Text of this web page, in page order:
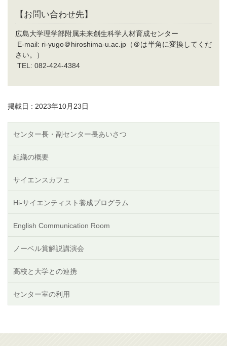
【お問い合わせ先】
広島大学理学部附属未来創生科学人材育成センター
E-mail: ri-yugo＠hiroshima-u.ac.jp（＠は半角に変換してくだ
さい。）
TEL: 082-424-4384
掲載日 : 2023年10月23日
センター長・副センター長あいさつ
組織の概要
サイエンスカフェ
Hi-サイエンティスト養成プログラム
English Communication Room
ノーベル賞解説講演会
高校と大学との連携
センター室の利用